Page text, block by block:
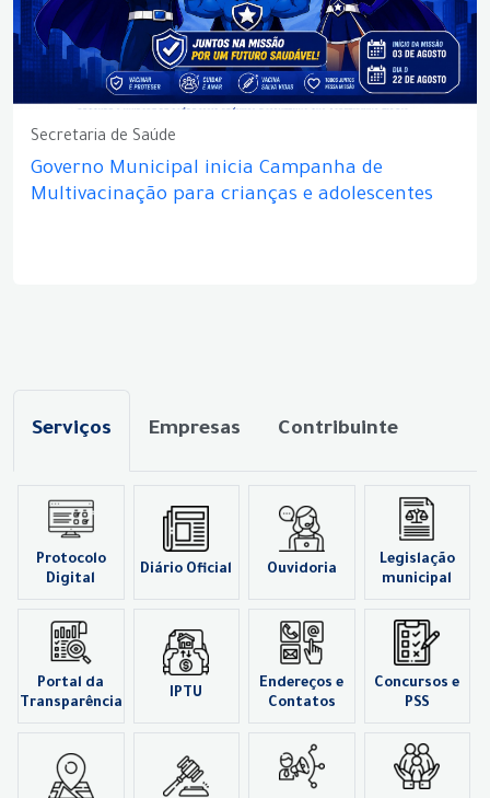
Secretaria de Saúde
Governo Municipal inicia Campanha de
Multivacinação para crianças e adolescentes
Serviços Empresas Contribuinte
Protocolo
Digital
Diário Oficial Ouvidoria
Legislação
municipal
Portal da
Transparência
IPTU
Endereços e
Contatos
Concursos e
PSS